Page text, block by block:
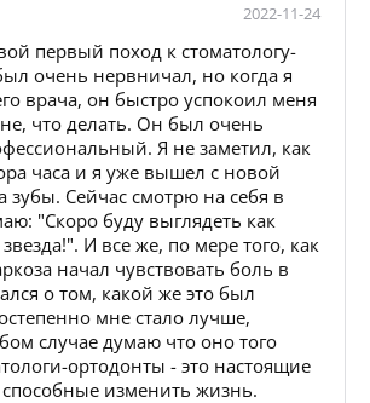
2022-11-24
первый поход к стоматологу-
очень нервничал, но когда я
врача, он быстро успокоил меня
что делать. Он был очень
Я не заметил, как
часа и я уже вышел с новой
зубы. Сейчас смотрю на себя в
"Скоро буду выглядеть как
И все же, по мере того, как
начал чувствовать боль в
о том, какой же это был
мне стало лучше,
случае думаю что оно того
ортодонты - это настоящие
изменить жизнь.